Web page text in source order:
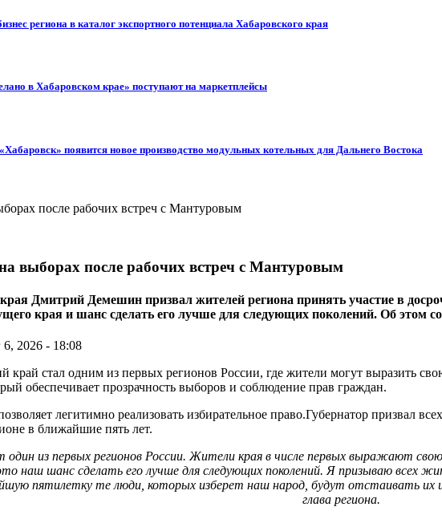
региона в каталог экспортного потенциала Хабаровского края
в Хабаровском крае» поступают на маркетплейсы
появится новое производство модульных котельных для Дальнего Востока
выборах после рабочих встреч с Мантуровым
Дмитрий Демешин призвал жителей региона принять участие в
края и шанс сделать его лучше для следующих поколений. Об этом
2026 - 18:08
край стал одним из первых регионов России, где жители могут выразить
обеспечивает прозрачность выборов и соблюдение прав граждан.
легитимно реализовать избирательное право.Губернатор призвал
в ближайшие пять лет.
один из первых регионов России. Жители края в числе первых выражают
наш шанс сделать его лучше для следующих поколений. Я призываю всех
пятилетку те люди, которых изберет наш народ, будут отстаивать их
глава региона.